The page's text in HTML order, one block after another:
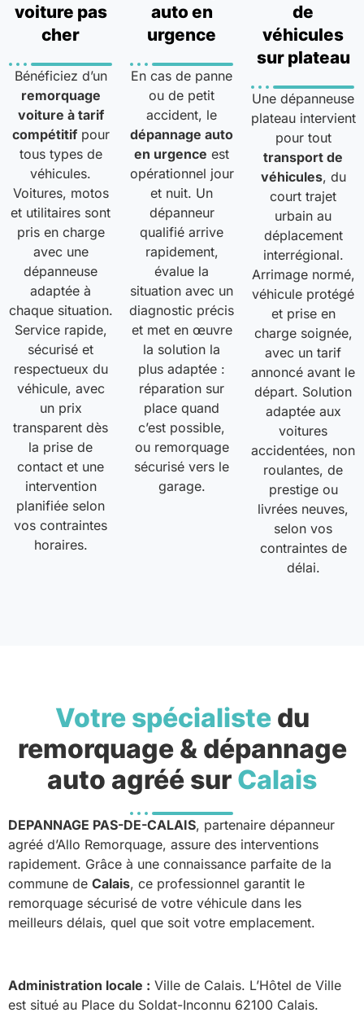
voiture pas
cher
Bénéficiez d’un
remorquage
voiture à tarif
compétitifpour
tous types de
véhicules.
Voitures, motos
et utilitaires sont
pris en charge
avec une
dépanneuse
adaptée à
chaque situation.
Service rapide,
sécurisé et
respectueux du
véhicule, avec
un prix
transparent dès
la prise de
contact et une
intervention
planifiée selon
vos contraintes
horaires.
auto en
urgence
En cas de panne
ou de petit
accident, le
dépannage auto
en urgence est
opérationnel jour
et nuit. Un
dépanneur
qualifié arrive
rapidement,
évalue la
situation avec un
diagnostic précis
et met en œuvre
la solution la
plus adaptée :
réparation sur
place quand
c’est possible,
ou remorquage
sécurisé vers le
garage.
de
véhicules
sur plateau
Une dépanneuse
plateau intervient
pour tout
transport de
véhicules, du
court trajet
urbain au
déplacement
interrégional.
Arrimage normé,
véhicule protégé
et prise en
charge soignée,
avec un tarif
annoncé avant le
départ. Solution
adaptée aux
voitures
accidentées, non
roulantes, de
prestige ou
livrées neuves,
selon vos
contraintes de
délai.
Votre spécialistedu
remorquage & dépannage
auto agréé sur Calais
DEPANNAGE PAS-DE-CALAIS, partenaire dépanneur
agréé d’Allo Remorquage, assure des interventions
rapidement. Grâce à une connaissance parfaite de la
commune de Calais, ce professionnel garantit le
remorquage sécurisé de votre véhicule dans les
meilleurs délais, quel que soit votre emplacement.
Administration locale : Ville de Calais. L’Hôtel de Ville
est situé au Place du Soldat-Inconnu 62100 Calais.